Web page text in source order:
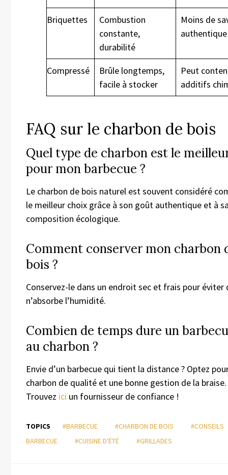
Briquettes
Combustion
constante,
durabilité
Moins de
authentique
Compressé
Brûle longtemps,
facile à stocker
Peut
additifs
FAQ sur le charbon de bois
Quel type de charbon est le
pour mon barbecue ?
Le charbon de bois naturel est souvent considéré
le meilleur choix grâce à son goût authentique et à
composition écologique.
Comment conserver mon charbon
bois ?
Conservez-le dans un endroit sec et frais pour éviter
n’absorbe l’humidité.
Combien de temps dure un
au charbon ?
Envie d’un barbecue qui tient la distance ? Optez
charbon de qualité et une bonne gestion de la braise.
Trouvez ici un fournisseur de confiance !
TOPICS #BARBECUE #CHARBON DE BOIS
#CONSEILS
BARBECUE
#CUISINE D'ÉTÉ #GRILLADES